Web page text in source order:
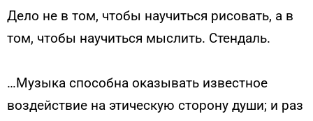
Дело не в том, чтобы научиться рисовать, а в
том, чтобы научиться мыслить. Стендаль.
…Музыка способна оказывать известное
воздействие на этическую сторону души; и раз